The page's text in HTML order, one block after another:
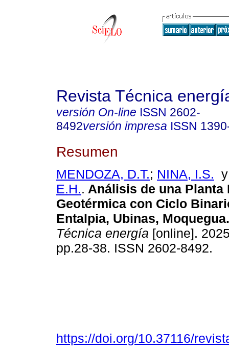
Revista Técnica
versión On-line ISSN 2602-
8492versión impresa ISSN
Resumen
MENDOZA, D.T.; NINA, I.S.
E.H.. Análisis de una Planta
Geotérmica con Ciclo
Entalpia, Ubinas, Moquegua.
Técnica energía [online].
pp.28-38. ISSN 2602-8492.
https://doi.org/10.37116/